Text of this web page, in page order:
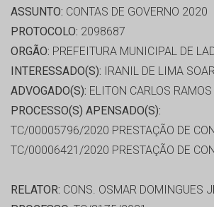
ASSUNTO: CONTAS DE GOVERNO 2020
PROTOCOLO: 2098687
ORGÃO: PREFEITURA MUNICIPAL DE
INTERESSADO(S): IRANIL DE LIMA
ADVOGADO(S): ELITON CARLOS
PROCESSO(S) APENSADO(S):
TC/00005796/2020 PRESTAÇÃO DE
TC/00006421/2020 PRESTAÇÃO DE
RELATOR: CONS. OSMAR DOMINGUES